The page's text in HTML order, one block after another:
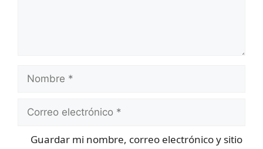
electrónico
Guardar mi nombre, correo electrónico y sitio